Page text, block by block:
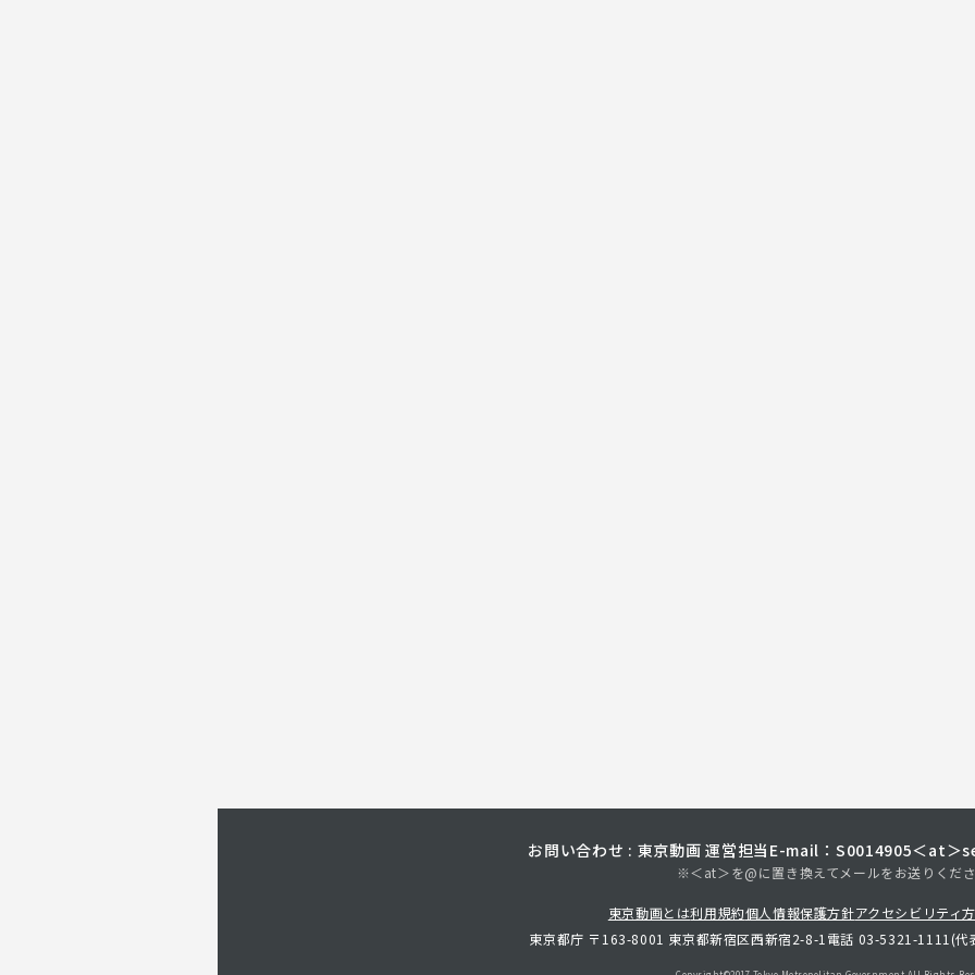
お問い合わせ : 東京動画 運営担当 E-mail：S0014905＜at
※＜at＞を@に置き換えてメールをお送りくだ
東京動画とは利用規約個人情報保護方針アクセシビリティ
東京都庁 〒163-8001 東京都新宿区西新宿2-8-1 電話 03-5321-1111(代